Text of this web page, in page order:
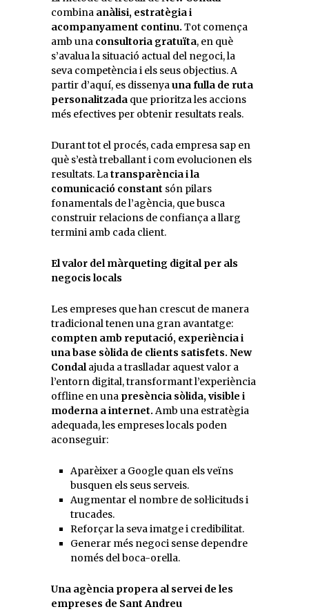
combina anàlisi, estratègia i
acompanyament continu. Tot comença
amb una consultoria gratuïta, en què
s’avalua la situació actual del negoci, la
seva competència i els seus objectius. A
partir d’aquí, es dissenyauna fulla de ruta
personalitzada que prioritza les accions
més efectives per obtenir resultats reals.
Durant tot el procés, cada empresa sap en
què s’està treballant i com evolucionen els
resultats. Latransparència i la
comunicació constant són pilars
fonamentals de l’agència, que busca
construir relacions de confiança a llarg
termini amb cada client.
El valor del màrqueting digital per als
negocis locals
Les empreses que han crescut de manera
tradicional tenen una gran avantatge:
compten amb reputació, experiència i
una base sòlida de clients satisfets. New
Condalajuda a traslladar aquest valor a
l’entorn digital, transformant l’experiència
offline en una presència sòlida, visible i
moderna a internet. Amb una estratègia
adequada, les empreses locals poden
aconseguir:
Aparèixer a Google quan els veïns
busquen els seus serveis.
Augmentar el nombre de sol·licituds i
trucades.
Reforçar la seva imatge i credibilitat.
Generar més negoci sense dependre
només del boca-orella.
Una agència propera al servei de les
empreses de Sant Andreu